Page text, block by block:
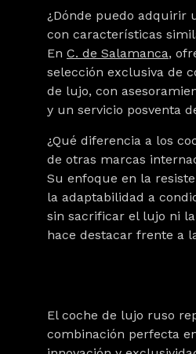
¿Dónde puedo adquirir
con características
En C. de Salamanca,
selección exclusiva de
de lujo, con
y un servicio posventa
¿Qué diferencia a los
de otras marcas
Su enfoque en la
la adaptabilidad a
sin sacrificar el lujo ni
hace destacar frente a
El coche de lujo ruso
combinación perfecta